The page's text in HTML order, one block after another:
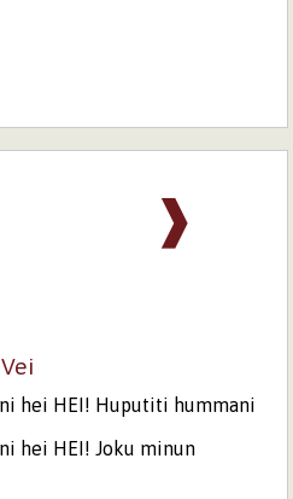
❱
hei HEI! Huputiti hummani
hei HEI! Joku minun